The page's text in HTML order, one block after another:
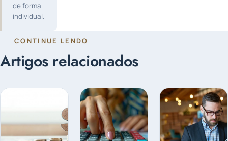
de forma
individual.
CONTINUE LENDO
Artigos relacionados